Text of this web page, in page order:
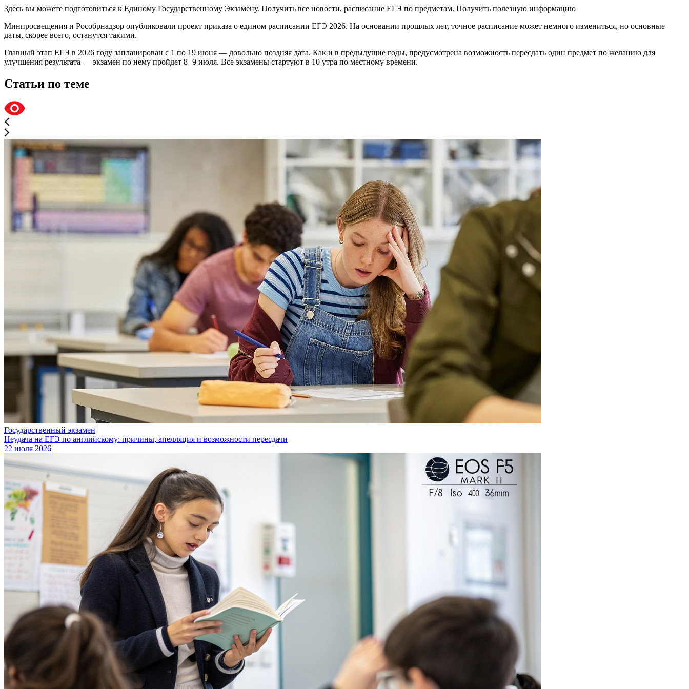
Здесь вы можете подготовиться к Единому Государственному Экзамену. Получить все новости, расписание ЕГЭ по предметам. Получить полезную информацию
Минпросвещения и Рособрнадзор опубликовали проект приказа о едином расписании ЕГЭ 2026. На основании прошлых лет, точное расписание может немного измениться, но основные
даты, скорее всего, останутся такими.
Главный этап ЕГЭ в 2026 году запланирован с 1 по 19 июня — довольно поздняя дата. Как и в предыдущие годы, предусмотрена возможность пересдать один предмет по желанию для
улучшения результата — экзамен по нему пройдет 8−9 июля. Все экзамены стартуют в 10 утра по местному времени.
Статьи по теме
Государственный экзамен
Неудача на ЕГЭ по английскому: причины, апелляция и возможности пересдачи
22 июля 2026